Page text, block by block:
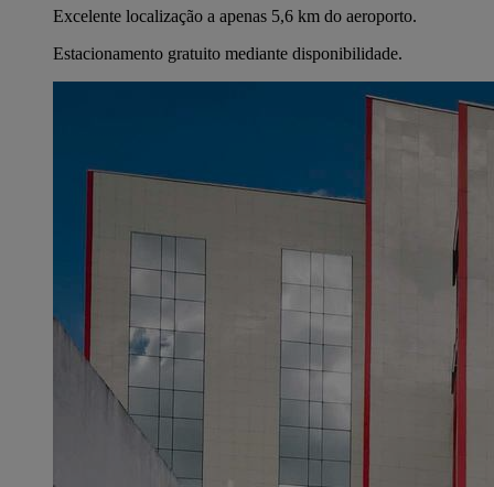
Excelente localização a apenas 5,6 km do aeroporto.
Estacionamento gratuito mediante disponibilidade.